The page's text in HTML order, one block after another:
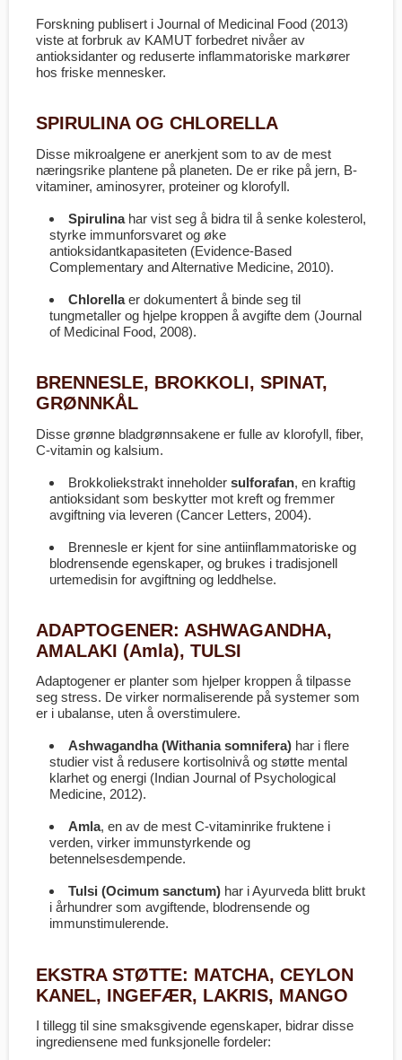
Forskning publisert i Journal of Medicinal Food (2013)
viste at forbruk av KAMUT forbedret nivåer av
antioksidanter og reduserte inflammatoriske markører
hos friske mennesker.
SPIRULINA OG CHLORELLA
Disse mikroalgene er anerkjent som to av de mest
næringsrike plantene på planeten. De er rike på jern, B-
vitaminer, aminosyrer, proteiner og klorofyll.
Spirulinahar vist seg å bidra til å senke kolesterol,
styrke immunforsvaret og øke
antioksidantkapasiteten (Evidence-Based
Complementary and Alternative Medicine, 2010).
Chlorellaer dokumentert å binde seg til
tungmetaller og hjelpe kroppen å avgifte dem (Journal
of Medicinal Food, 2008).
BRENNESLE, BROKKOLI, SPINAT,
GRØNNKÅL
Disse grønne bladgrønnsakene er fulle av klorofyll, fiber,
C-vitamin og kalsium.
Brokkoliekstrakt inneholder sulforafan, en kraftig
antioksidant som beskytter mot kreft og fremmer
avgiftning via leveren (Cancer Letters, 2004).
Brennesle er kjent for sine antiinflammatoriske og
blodrensende egenskaper, og brukes i tradisjonell
urtemedisin for avgiftning og leddhelse.
ADAPTOGENER: ASHWAGANDHA,
AMALAKI (Amla), TULSI
Adaptogener er planter som hjelper kroppen å tilpasse
seg stress. De virker normaliserende på systemer som
er i ubalanse, uten å overstimulere.
Ashwagandha (Withania somnifera) har i flere
studier vist å redusere kortisolnivå og støtte mental
klarhet og energi (Indian Journal of Psychological
Medicine, 2012).
Amla, en av de mest C-vitaminrike fruktene i
verden, virker immunstyrkende og
betennelsesdempende.
Tulsi (Ocimum sanctum) har i Ayurveda blitt brukt
i århundrer som avgiftende, blodrensende og
immunstimulerende.
EKSTRA STØTTE: MATCHA, CEYLON
KANEL, INGEFÆR, LAKRIS, MANGO
I tillegg til sine smaksgivende egenskaper, bidrar disse
ingrediensene med funksjonelle fordeler: